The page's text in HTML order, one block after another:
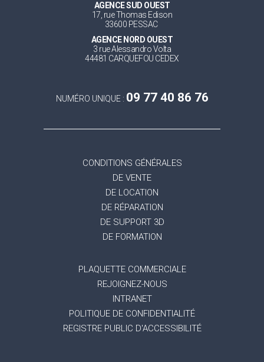
AGENCE SUD OUEST
17, rue Thomas Edison
33600 PESSAC
AGENCE NORD OUEST
3 rue Alessandro Volta
44481 CARQUEFOU CEDEX
NUMÉRO UNIQUE : 09 77 40 86 76
CONDITIONS GÉNÉRALES
DE VENTE
DE LOCATION
DE RÉPARATION
DE SUPPORT 3D
DE FORMATION
PLAQUETTE COMMERCIALE
REJOIGNEZ-NOUS
INTRANET
POLITIQUE DE CONFIDENTIALITÉ
REGISTRE PUBLIC D'ACCESSIBILITÉ